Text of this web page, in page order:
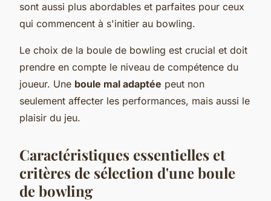
sont aussi plus abordables et parfaites pour ceux
qui commencent à s'initier au bowling.
Le choix de la boule de bowling est crucial et doit
prendre en compte le niveau de compétence du
joueur. Une boule mal adaptée peut non
seulement affecter les performances, mais aussi le
plaisir du jeu.
Caractéristiques essentielles et
critères de sélection d'une boule
de bowling